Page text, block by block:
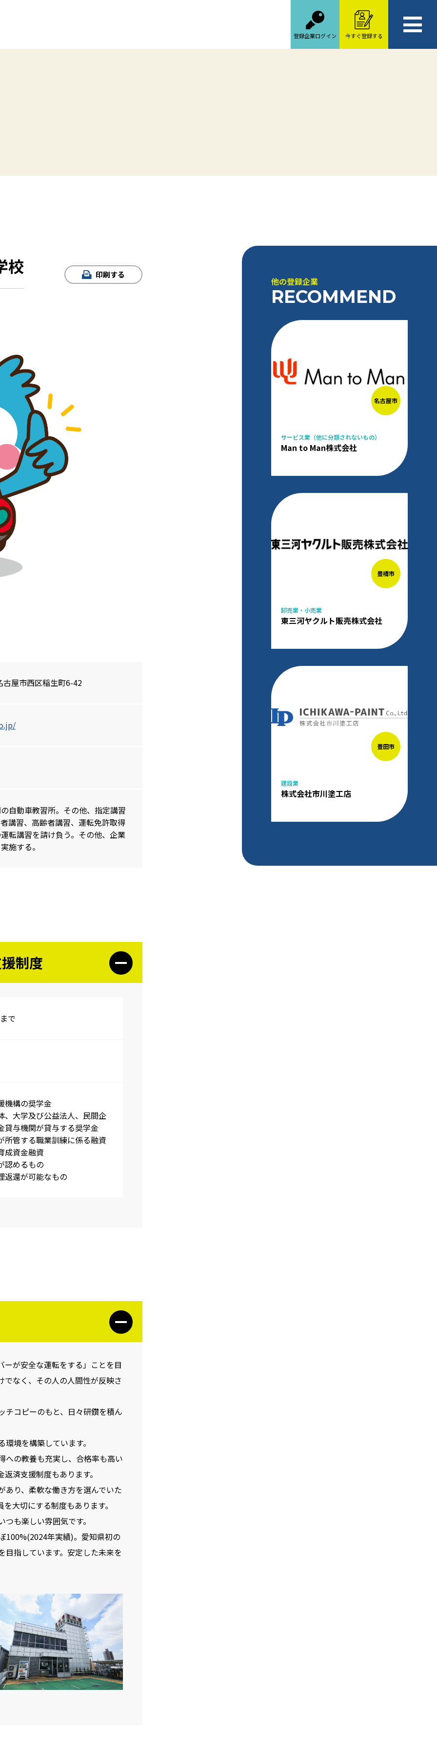
登録企業ログイン 今すぐ登録する
校 印刷する
屋市西区稲生町6-42
自動車教習所。その他、指定講習
講習、高齢者講習、運転免許取得
転講習を請け負う。その他、企業
施する。
制度
で
機構の奨学金
、大学及び公益法人、民間企
貸与機関が貸与する奨学金
所管する職業訓練に係る融資
成資金融資
認めるもの
返還が可能なもの
が安全な運転をする」ことを目
なく、その人の人間性が反映さ
チコピーのもと、日々研鑽を積ん
境を構築しています。
への教養も充実し、合格率も高い
済支援制度もあります。
あり、柔軟な働き方を選んでいた
大切にする制度もあります。
も楽しい雰囲気です。
100%(2024年実績)。愛知県初の
指しています。安定した未来を
他の登録企業
RECOMMEND
名古屋市
サービス業（他に分類されないもの）
Man to Man株式会社
豊橋市
卸売業・小売業
東三河ヤクルト販売株式会社
豊田市
建設業
株式会社市川塗工店